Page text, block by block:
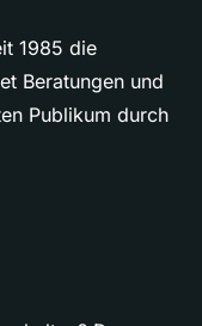
1985 die
Beratungen und
Publikum durch